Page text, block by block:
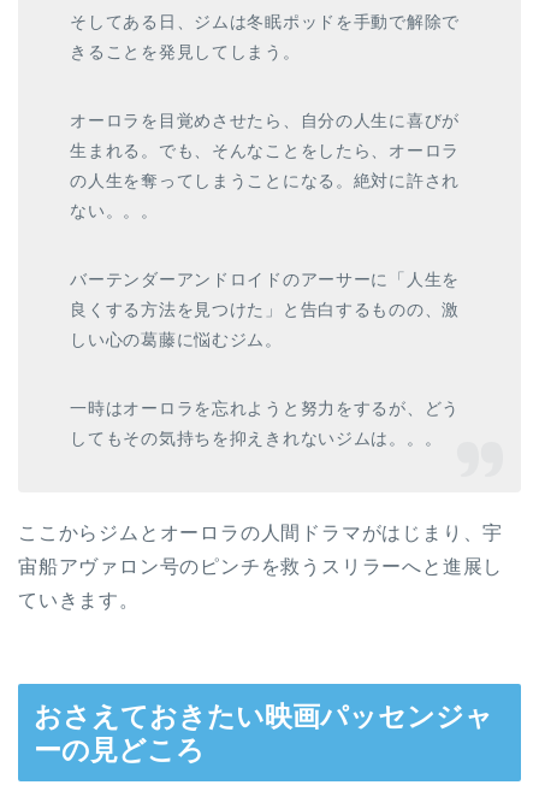
そしてある日、ジムは冬眠ポッドを手動で解除で
きることを発見してしまう。
オーロラを目覚めさせたら、自分の人生に喜びが
生まれる。でも、そんなことをしたら、オーロラ
の人生を奪ってしまうことになる。絶対に許され
ない。。。
バーテンダーアンドロイドのアーサーに「人生を
良くする方法を見つけた」と告白するものの、激
しい心の葛藤に悩むジム。
一時はオーロラを忘れようと努力をするが、どう
してもその気持ちを抑えきれないジムは。。。
ここからジムとオーロラの人間ドラマがはじまり、宇
宙船アヴァロン号のピンチを救うスリラーへと進展し
ていきます。
おさえておきたい映画パッセンジャ
ーの見どころ